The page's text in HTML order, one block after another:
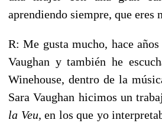
aprendiendo siempre, que
R: Me gusta mucho, hace años
Vaughan y también he
Winehouse, dentro de la
Sara Vaughan hicimos un
la Veu, en los que yo